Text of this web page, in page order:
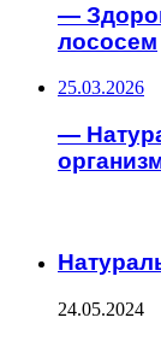
—
лососем
25.03.2026
—
24.05.2024